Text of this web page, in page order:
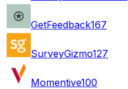
GetFeedback167
SurveyGizmo127
Momentive100